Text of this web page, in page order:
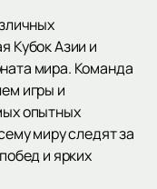
Кубок Азии и
мира. Команда
игры и
опытных
миру следят за
и ярких